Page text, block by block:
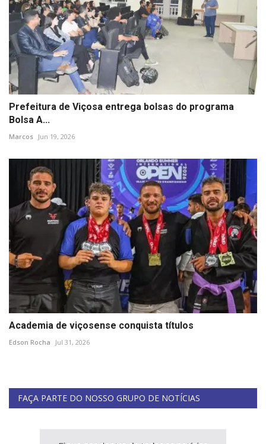
Prefeitura de Viçosa entrega bolsas do programa
Bolsa A...
Marcos Jun 19, 2026
Academia de viçosense conquista títulos
Edson Rocha Jul 31, 2026
FAÇA PARTE DO NOSSO GRUPO DE NOTÍCIAS